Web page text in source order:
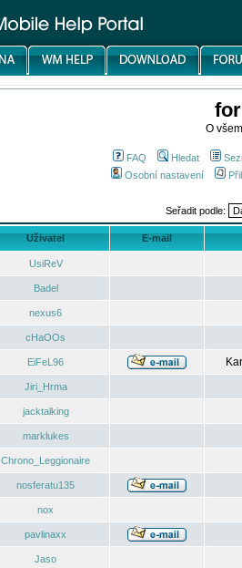
O
FAQ Hledat
Osobní nastavení
Seřadit podle:
Uživatel E-mail
UsiReV
Badel
nexus6
cHaOOs
EiFeL96
Jiri_Hrma
jacktalking
marklukes
Chrono_Leggionaire
nosferatu135
nox
pavlinaxx
Jaso